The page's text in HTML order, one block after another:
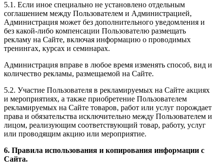
5.1. Если иное специально не установлено отдельным
соглашением между Пользователем и Администрацией,
Администрация может без дополнительного уведомления и
без какой-либо компенсации Пользователю размещать
рекламу на Сайте, включая информацию о проводимых
тренингах, курсах и семинарах.
Администрация вправе в любое время изменять способ, вид и
количество рекламы, размещаемой на Сайте.
5.2. Участие Пользователя в рекламируемых на Сайте акциях
и мероприятиях, а также приобретение Пользователем
рекламируемых на Сайте товаров, работ или услуг порождает
права и обязательства исключительно между Пользователем и
лицом, реализующим соответствующий товар, работу, услуг
или проводящим акцию или мероприятие.
6. Правила использования и копирования информации с
Сайта.